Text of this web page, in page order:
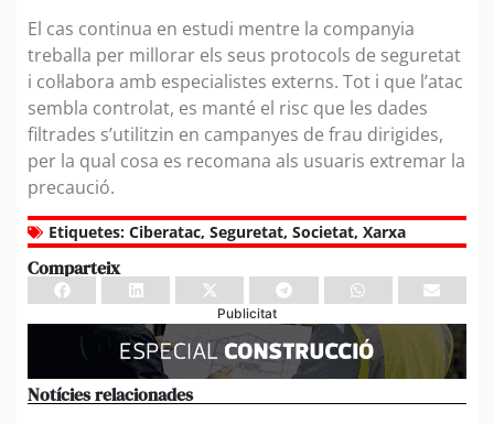
El cas continua en estudi mentre la companyia
treballa per millorar els seus protocols de seguretat
i col·labora amb especialistes externs. Tot i que l’atac
sembla controlat, es manté el risc que les dades
filtrades s’utilitzin en campanyes de frau dirigides,
per la qual cosa es recomana als usuaris extremar la
precaució.
Etiquetes: Ciberatac, Seguretat, Societat, Xarxa
Comparteix
Publicitat
Notícies relacionades